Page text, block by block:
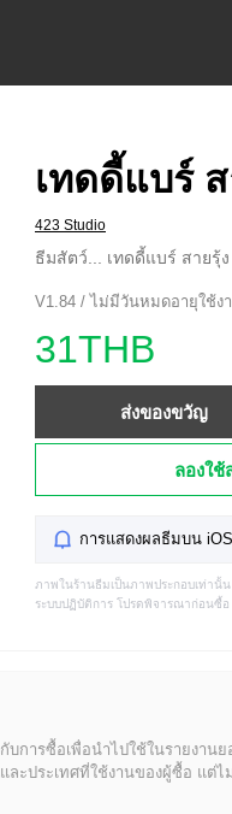
เทดดี้แบร์
423 Studio
ธีมสัตว์... เทดดี้แบร์ สายรุ้
V1.84 / ไม่มีวันหมดอายุใช้ง
31THB
ส่งของขวัญ
ลองใ
การแสดงผลธีมบน
ภาพในร้านธีมเป็นภาพประกอบเท่านั้
ระบบปฏิบัติการ โปรดพิจารณาก่อนซื้อ
บการซื้อเพื่อนำไปใช้ในรายงาน
ะประเทศที่ใช้งานของผู้ซื้อ แต่